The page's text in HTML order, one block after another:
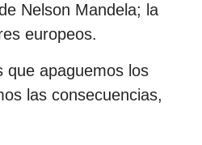
Nelson Mandela; la
europeos.
que apaguemos los
las consecuencias,